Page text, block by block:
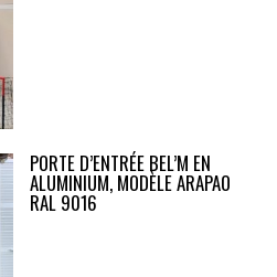
PORTE D’ENTRÉE BEL’M EN
ALUMINIUM, MODÈLE ARAPAO
RAL 9016